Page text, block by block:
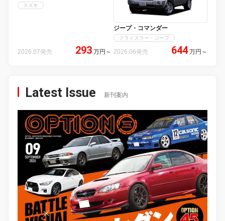
スズキ
2026.07発売 293 万円 ～
ジープ・コマンダー
クライスラー・ジープ
2026.06発売 644万円 ～
Latest Issue 新刊案内